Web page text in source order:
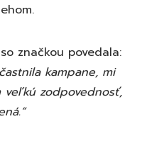
značkou povedala:
kampane, mi
veľkú zodpovednosť,